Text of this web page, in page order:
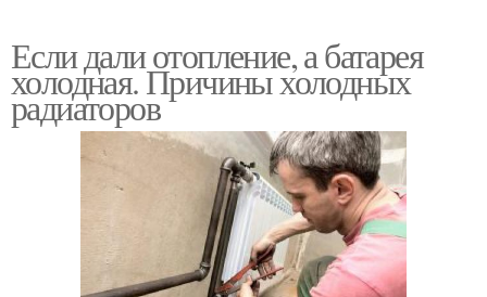
Если дали отопление, а батарея
холодная. Причины холодных
радиаторов